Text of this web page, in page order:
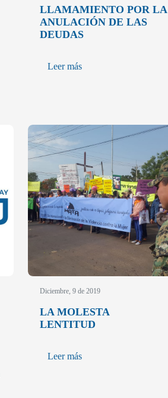
LLAMAMIENTO POR LA
ANULACIÓN DE LAS
DEUDAS
Leer más
Diciembre, 9 de 2019
LA MOLESTA
LENTITUD
Leer más